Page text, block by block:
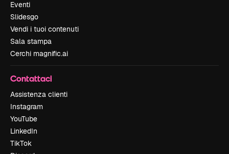
Eventi
Slidesgo
Vendi i tuoi contenuti
Sala stampa
Cerchi magnific.ai
Contattaci
Assistenza clienti
Instagram
YouTube
LinkedIn
TikTok